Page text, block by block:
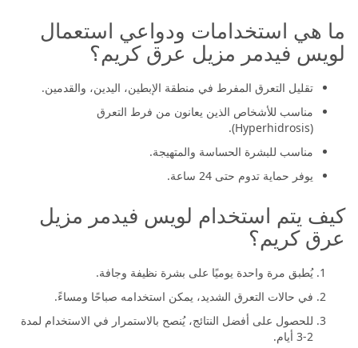
ما هي استخدامات ودواعي استعمال
لويس فيدمر مزيل عرق كريم؟
تقليل التعرق المفرط في منطقة الإبطين، اليدين، والقدمين.
مناسب للأشخاص الذين يعانون من فرط التعرق
(Hyperhidrosis).
مناسب للبشرة الحساسة والمتهيجة.
يوفر حماية تدوم حتى 24 ساعة.
كيف يتم استخدام لويس فيدمر مزيل
عرق كريم؟
يُطبق مرة واحدة يوميًا على بشرة نظيفة وجافة.
في حالات التعرق الشديد، يمكن استخدامه صباحًا ومساءً.
للحصول على أفضل النتائج، يُنصح بالاستمرار في الاستخدام لمدة
2-3 أيام.